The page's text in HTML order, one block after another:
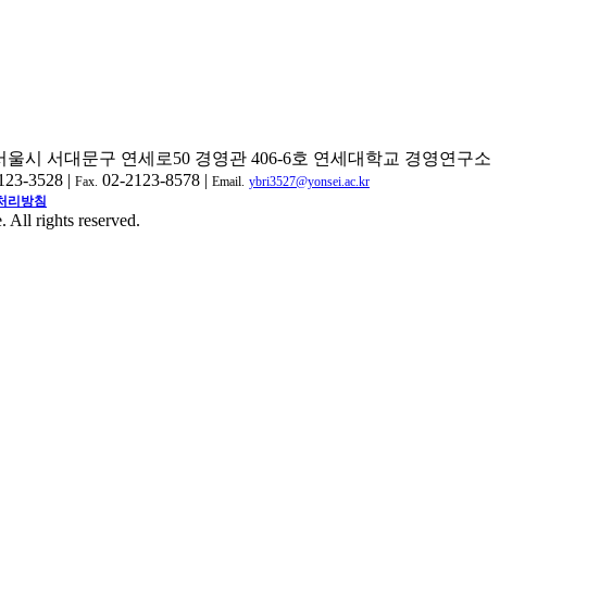
울시 서대문구 연세로50 경영관 406-6호 연세대학교 경영연구소
3528 | Fax. 02-2123-8578 | Email. ybri3527@yonsei.ac.kr
리방침
All rights reserved.